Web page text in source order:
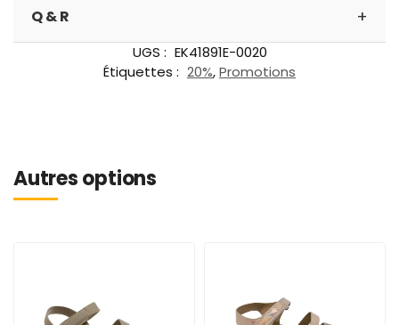
Q & R +
UGS : EK41891E-0020
Étiquettes : 20%,Promotions
Autres options